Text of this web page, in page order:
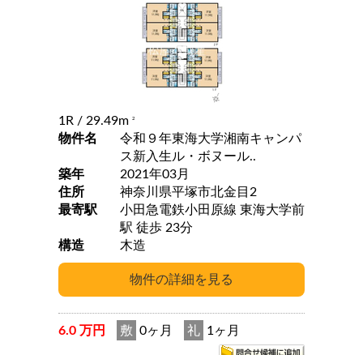
1R / 29.49m 2
物件名
令和９年東海大学湘南キャンパ
ス新入生ル・ボヌール..
築年
2021年03月
住所
神奈川県平塚市北金目2
最寄駅
小田急電鉄小田原線 東海大学前
駅 徒歩 23分
構造
木造
6.0 万円 敷 0ヶ月 礼 1ヶ月